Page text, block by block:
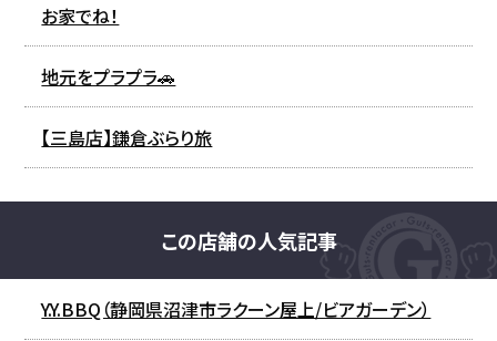
お家でね！
地元をプラプラ🚗
【三島店】鎌倉ぶらり旅
この店舗の人気記事
Y.Y.BBQ（静岡県沼津市ラクーン屋上/ビアガーデン）